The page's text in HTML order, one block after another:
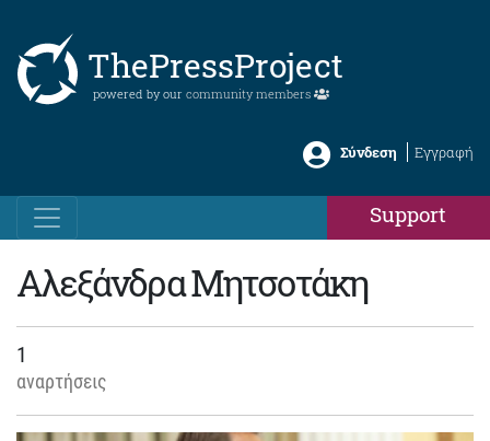
ThePressProject
powered by our community members
Σύνδεση Εγγραφή
Support
Αλεξάνδρα Μητσοτάκη
1
αναρτήσεις